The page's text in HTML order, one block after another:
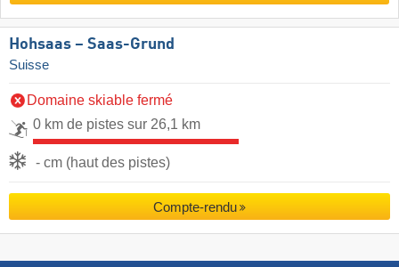
Hohsaas – Saas-Grund
Suisse
Domaine skiable fermé
0 km de pistes sur 26,1 km
- cm (haut des pistes)
Compte-rendu